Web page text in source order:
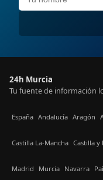
24h Murcia
Tu fuente de información
España Andalucía Aragón
Castilla La-Mancha Castilla y
Madrid Murcia Navarra